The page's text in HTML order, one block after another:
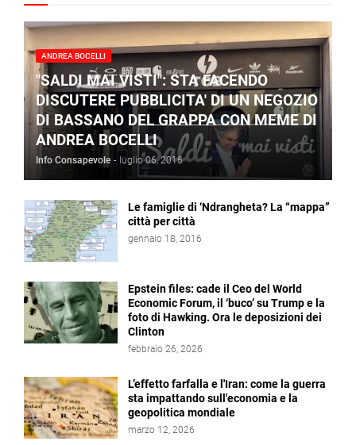
ANDREA BOCELLI
"SALDI MAI VISTI": STA FACENDO
DISCUTERE PUBBLICITA' DI UN NEGOZIO
DI BASSANO DEL GRAPPA CON MEME DI
ANDREA BOCELLI
Info Consapevole - luglio 06, 2016
Le famiglie di ‘Ndrangheta? La “mappa”
città per città
gennaio 18, 2016
Epstein files: cade il Ceo del World
Economic Forum, il ‘buco’ su Trump e la
foto di Hawking. Ora le deposizioni dei
Clinton
febbraio 26, 2026
L’effetto farfalla e l'Iran: come la guerra
sta impattando sull'economia e la
geopolitica mondiale
marzo 12, 2026